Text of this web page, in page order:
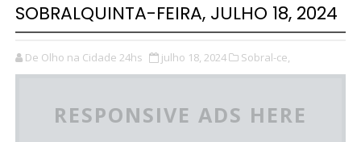
SOBRALQUINTA-FEIRA, JULHO 18, 2024
De Olho na Cidade 24hs julho 18, 2024 Sobral-ce,
RESPONSIVE ADS HERE